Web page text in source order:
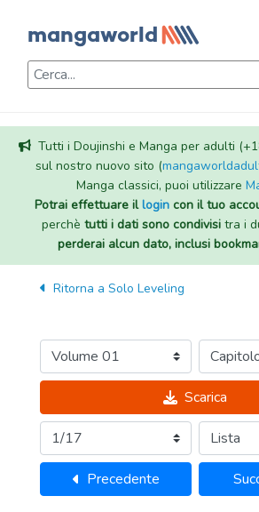
Tutti i Doujinshi e Manga per adulti
sul nostro nuovo sito (
Manga classici, puoi utilizzare
Potrai effettuare illogincon il tuo
perchè tutti i dati sono condivisi tra i
perderai alcun dato, inclusi
Ritorna a Solo Leveling
Scarica
Precedente